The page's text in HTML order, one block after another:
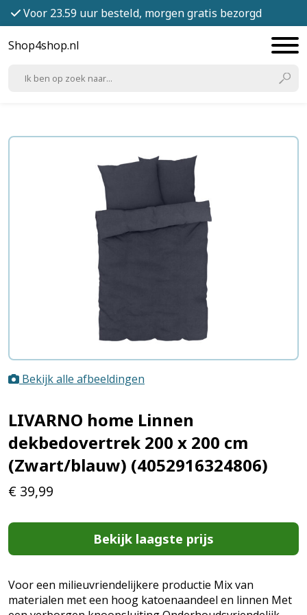
Voor 23.59 uur besteld, morgen gratis bezorgd
Shop4shop.nl
Bekijk alle afbeeldingen
LIVARNO home Linnen
dekbedovertrek 200 x 200 cm
(Zwart/blauw) (4052916324806)
€ 39,99
Bekijk laagste prijs
Voor een milieuvriendelijkere productie Mix van
materialen met een hoog katoenaandeel en linnen Met